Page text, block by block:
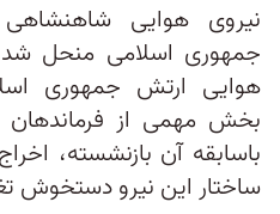
نیروی هوایی
جمهوری اسلامی منحل
هوایی ارتش جمهوری
بخش مهمی از فرماندهان
باسابقه آن بازنشسته،
ساختار این نیرو دستخوش